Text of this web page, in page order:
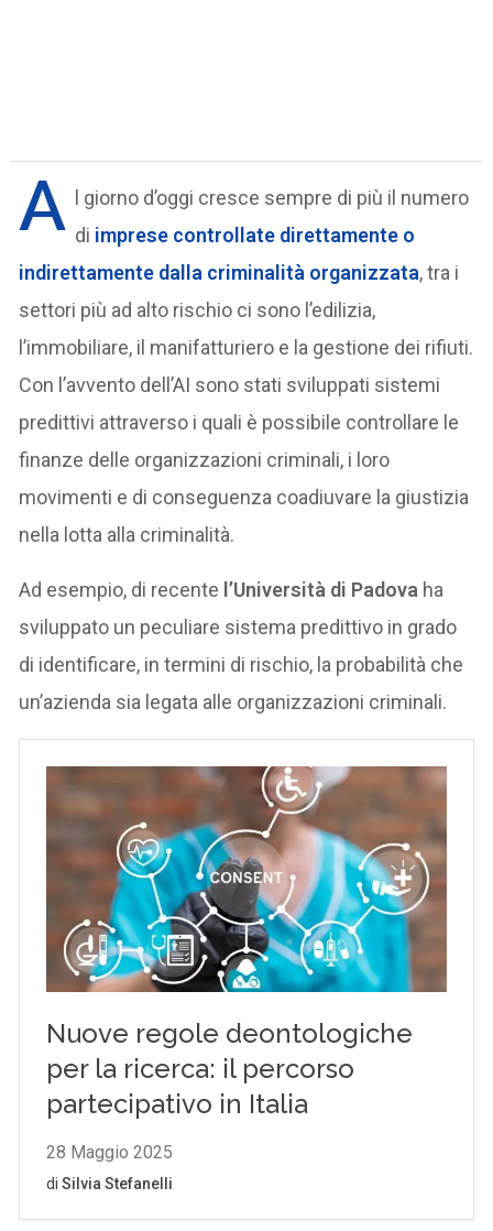
A l giorno d’oggi cresce sempre di più il numero
di imprese controllate direttamente o
indirettamente dalla criminalità organizzata, tra i
settori più ad alto rischio ci sono l’edilizia,
l’immobiliare, il manifatturiero e la gestione dei rifiuti.
Con l’avvento dell’AI sono stati sviluppati sistemi
predittivi attraverso i quali è possibile controllare le
finanze delle organizzazioni criminali, i loro
movimenti e di conseguenza coadiuvare la giustizia
nella lotta alla criminalità.
Ad esempio, di recente l’Università di Padova ha
sviluppato un peculiare sistema predittivo in grado
di identificare, in termini di rischio, la probabilità che
un’azienda sia legata alle organizzazioni criminali.